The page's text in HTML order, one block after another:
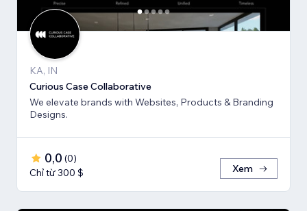
KA, IN
Curious Case Collaborative
We elevate brands with Websites, Products & Branding
Designs.
0,0 (0)
Chỉ từ 300 $
Xem